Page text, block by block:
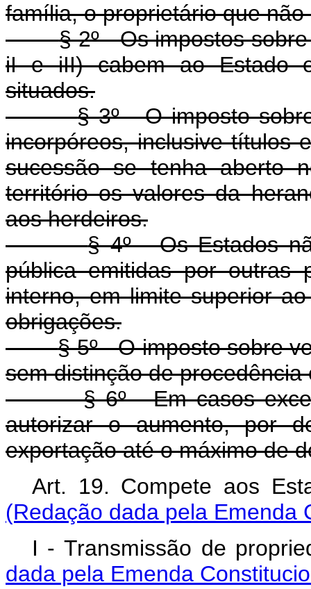
família, o proprietário que
§ 2º - Os impostos
iI e iII) cabem ao Estado
situados.
§ 3º - O imposto
incorpóreos, inclusive títulos
sucessão se tenha aberto
território os valores da
aos herdeiros.
§ 4º - Os Estados
pública emitidas por outras
interno, em limite superior
obrigações.
§ 5º - O imposto sobre
sem distinção de procedência
§ 6º - Em casos
autorizar o aumento, por
exportação até o máximo de
Art. 19. Compete aos
(Redação dada pela Emenda
I - Transmissão de
dada pela Emenda